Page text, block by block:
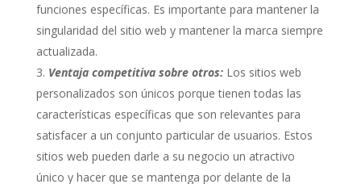
funciones específicas. Es importante para mantener la
singularidad del sitio web y mantener la marca siempre
actualizada.
Ventaja competitiva sobre otros: Los sitios web
personalizados son únicos porque tienen todas las
características específicas que son relevantes para
satisfacer a un conjunto particular de usuarios. Estos
sitios web pueden darle a su negocio un atractivo
único y hacer que se mantenga por delante de la